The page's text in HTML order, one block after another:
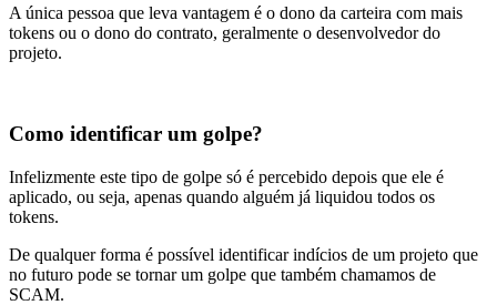
A única pessoa que leva vantagem é o dono da carteira com mais
tokens ou o dono do contrato, geralmente o desenvolvedor do
projeto.
Como identificar um golpe?
Infelizmente este tipo de golpe só é percebido depois que ele é
aplicado, ou seja, apenas quando alguém já liquidou todos os
tokens.
De qualquer forma é possível identificar indícios de um projeto que
no futuro pode se tornar um golpe que também chamamos de
SCAM.